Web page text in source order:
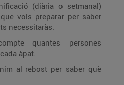
(diària o setmanal)
vols preparar per saber
necessitaràs.
quantes persones
àpat.
al rebost per saber què